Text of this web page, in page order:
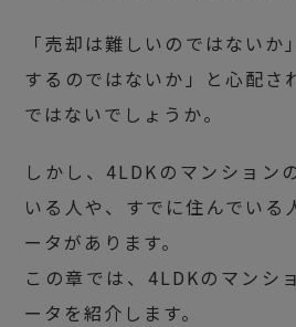
「売却は難しいのではない
するのではないか」と心配さ
ではないでしょうか。
しかし、4LDKのマンション
いる人や、すでに住んでいる
ータがあります。
この章では、4LDKのマンシ
ータを紹介します。